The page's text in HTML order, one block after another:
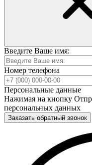
Введите Ваше имя:
Номер телефона
Персональные данные
Нажимая на кнопку
персональных данных
Заказать обратный звонок